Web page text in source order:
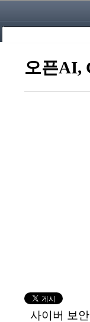
오픈AI,
사이버 보